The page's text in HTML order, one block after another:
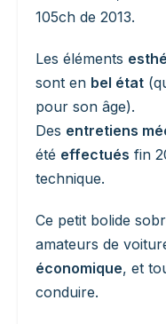
105ch de 2013.
Les éléments
sont en bel état
pour son âge).
Des entretiens
été effectués fin
technique.
Ce petit bolide
amateurs de
économique, et
conduire.